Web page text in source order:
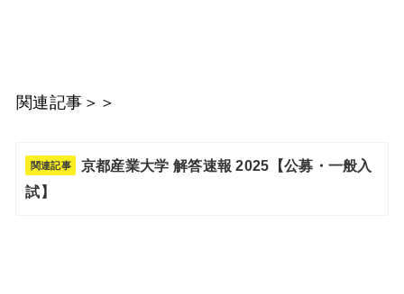
関連記事＞＞
関連記事
京都産業大学 解答速報 2025【公募・一般入
試】